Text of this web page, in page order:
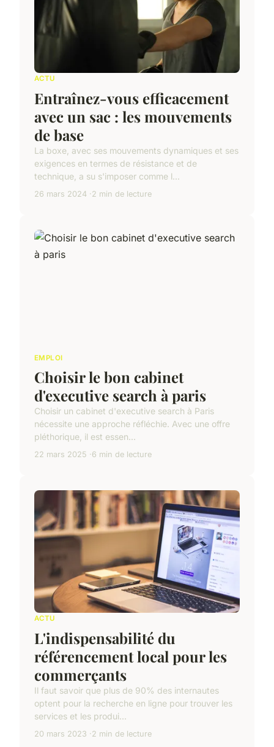
ACTU
Entraînez-vous efficacement
avec un sac : les mouvements
de base
La boxe, avec ses mouvements dynamiques et ses
exigences en termes de résistance et de
technique, a su s'imposer comme l...
26 mars 2024 2 min de lecture
EMPLOI
Choisir le bon cabinet
d'executive search à paris
Choisir un cabinet d'executive search à Paris
nécessite une approche réfléchie. Avec une offre
pléthorique, il est essen...
22 mars 2025 6 min de lecture
ACTU
L'indispensabilité du
référencement local pour les
commerçants
Il faut savoir que plus de 90% des internautes
optent pour la recherche en ligne pour trouver les
services et les produi...
20 mars 2023 2 min de lecture